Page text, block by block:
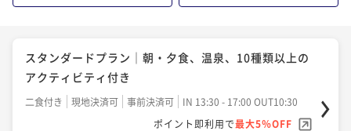
スタンダードプラン｜朝・夕食、温泉、10種類以上の
アクティビティ付き
二食付き 現地決済可 事前決済可
IN 13:30 - 17:00 OUT10:30
ポイント即利用で最大5％OFF